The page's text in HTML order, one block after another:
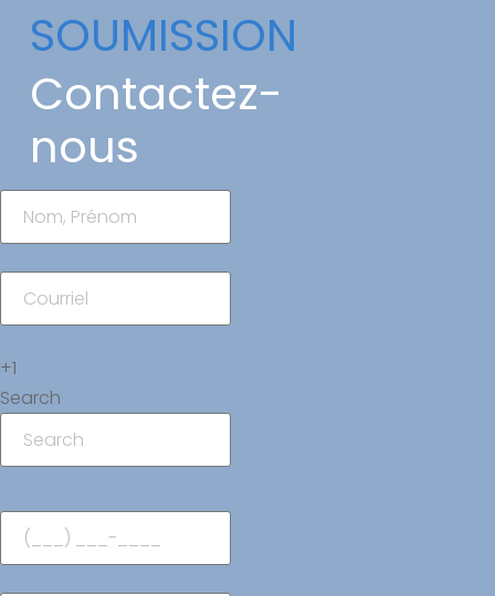
SOUMISSION
Contactez-
nous
+1
Search